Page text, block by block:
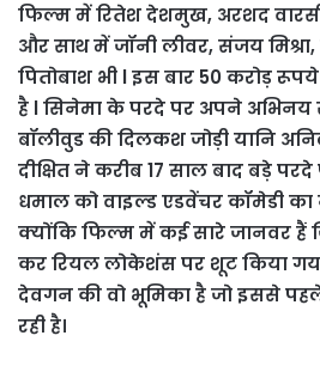
फिल्म में रितेश देशमुख, अरशद
और साथ में जॉनी लीवर, संजय
पितोबाश भी l इस बार 50 करोड़
है l सिनेमा के परदे पर अपने अभिनय
बॉलीवुड की दिलकश जोड़ी यानि
दीक्षित ने करीब 17 साल बाद बड़े
धमाल को वाइल्ड एडवेंचर कॉमेडी का
क्योंकि फिल्म में कई सारे जानवर हैं
कर रियल लोकेशंस पर शूट किया
देवगन की वो भूमिका है जो इससे
रही है।